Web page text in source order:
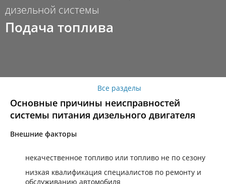
дизельной системы
Подача топлива
Все разделы
Основные причины неисправностей
системы питания дизельного двигателя
Внешние факторы
некачественное топливо или топливо не по сезону
низкая квалификация специалистов по ремонту и
обслуживанию автомобиля